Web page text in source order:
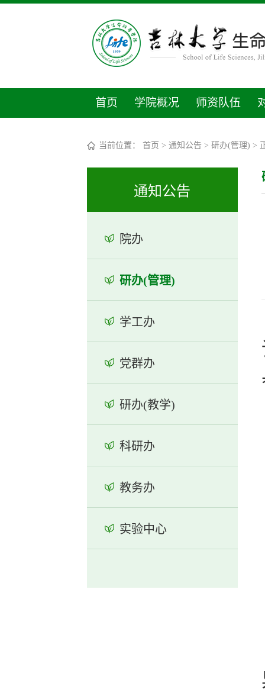
首页 学院概况 师资队伍
当前位置： 首页 > 通知公告 > 研办(管理) >
通知公告
院办
研办(管理)
学工办
党群办
研办(教学)
科研办
教务办
实验中心